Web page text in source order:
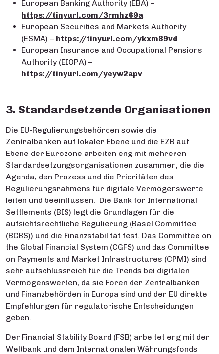
European Banking Authority (EBA) –
https://tinyurl.com/3rmhz69a
European Securities and Markets Authority
(ESMA) – https://tinyurl.com/ykxm89vd
European Insurance and Occupational Pensions
Authority (EIOPA) –
https://tinyurl.com/yeyw2apv
3. Standardsetzende Organisationen
Die EU-Regulierungsbehörden sowie die
Zentralbanken auf lokaler Ebene und die EZB auf
Ebene der Eurozone arbeiten eng mit mehreren
Standardsetzungsorganisationen zusammen, die die
Agenda, den Prozess und die Prioritäten des
Regulierungsrahmens für digitale Vermögenswerte
leiten und beeinflussen. Die Bank for International
Settlements (BIS) legt die Grundlagen für die
aufsichtsrechtliche Regulierung (Basel Committee
(BCBS)) und die Finanzstabilität fest. Das Committee on
the Global Financial System (CGFS) und das Committee
on Payments and Market Infrastructures (CPMI) sind
sehr aufschlussreich für die Trends bei digitalen
Vermögenswerten, da sie Foren der Zentralbanken
und Finanzbehörden in Europa sind und der EU direkte
Empfehlungen für regulatorische Entscheidungen
geben.
Der Financial Stability Board (FSB) arbeitet eng mit der
Weltbank und dem Internationalen Währungsfonds